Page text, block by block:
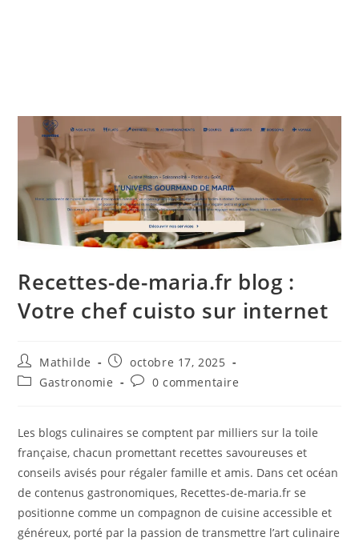
Recettes-de-maria.fr blog :
Votre chef cuisto sur internet
Mathilde
octobre 17, 2025
Gastronomie
0 commentaire
Les blogs culinaires se comptent par milliers sur la toile
française, chacun promettant recettes savoureuses et
conseils avisés pour régaler famille et amis. Dans cet océan
de contenus gastronomiques, Recettes-de-maria.fr se
positionne comme un compagnon de cuisine accessible et
généreux, porté par la passion de transmettre l’art culinaire